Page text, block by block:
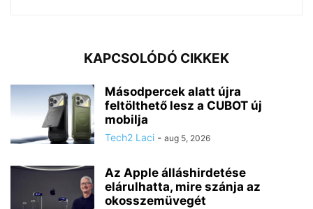
KAPCSOLÓDÓ CIKKEK
Másodpercek alatt újra
feltölthető lesz a CUBOT új
mobilja
Tech2 Laci - aug 5, 2026
Az Apple álláshirdetése
elárulhatta, mire szánja az
okosszemüvegét